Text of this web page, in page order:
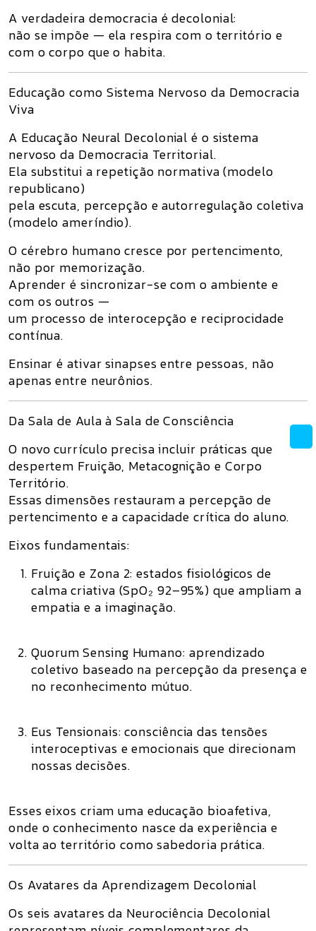
A verdadeira democracia édecolonial:
não se impõe — ela respira com o território e
com o corpo que o habita.
Educação como Sistema Nervoso da Democracia
Viva
A Educação Neural Decolonial é o sistema
nervoso da Democracia Territorial.
Ela substitui a repetição normativa (modelo
republicano)
pela escuta, percepção e autorregulação coletiva
(modelo ameríndio).
O cérebro humano cresce por pertencimento,
não por memorização.
Aprender é sincronizar-se com o ambiente e
com os outros —
um processo de interocepção e reciprocidade
contínua.
Ensinar é ativar sinapses entre pessoas, não
apenas entre neurônios.
Da Sala de Aula à Sala de Consciência
O novo currículo precisa incluir práticas que
despertem Fruição, Metacognição e Corpo
Território.
Essas dimensões restauram a percepção de
pertencimento e a capacidade crítica do aluno.
Eixos fundamentais:
Fruição e Zona 2: estados fisiológicos de
calma criativa (SpO₂ 92–95%) que ampliam a
empatia e a imaginação.
Quorum Sensing Humano: aprendizado
coletivo baseado na percepção da presença e
no reconhecimento mútuo.
Eus Tensionais:consciência das tensões
interoceptivas e emocionais que direcionam
nossas decisões.
Esses eixos criam uma educação bioafetiva,
onde o conhecimento nasce da experiência e
volta ao território como sabedoria prática.
Os Avatares da Aprendizagem Decolonial
Os seis avatares da Neurociência Decolonial